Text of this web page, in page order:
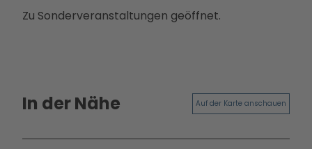
Zu Sonderveranstaltungen geöffnet.
In der Nähe Auf der Karte anschauen